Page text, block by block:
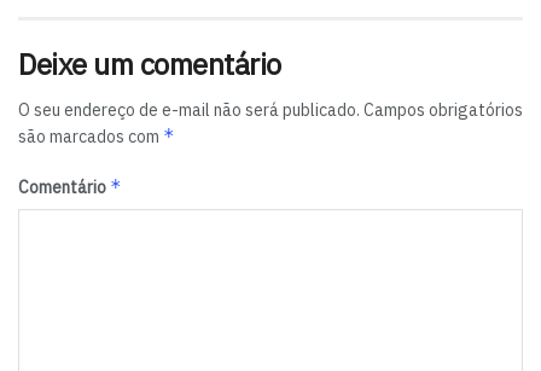
Deixe um comentário
O seu endereço de e-mail não será publicado. Campos obrigatórios
são marcados com *
Comentário *